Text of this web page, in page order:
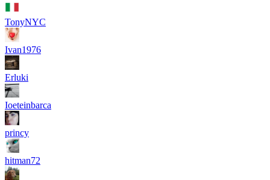
TonyNYC
Ivan1976
Erluki
Ioeteinbarca
princy
hitman72